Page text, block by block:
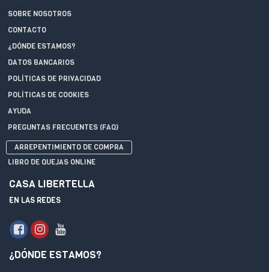
SOBRE NOSOTROS
CONTACTO
¿DÓNDE ESTAMOS?
DATOS BANCARIOS
POLÍTICAS DE PRIVACIDAD
POLÍTICAS DE COOKIES
AYUDA
PREGUNTAS FRECUENTES (FAQ)
ARREPENTIMIENTO DE COMPRA
LIBRO DE QUEJAS ONLINE
CASA LIBERTELLA
EN LAS REDES
¿DÓNDE ESTAMOS?